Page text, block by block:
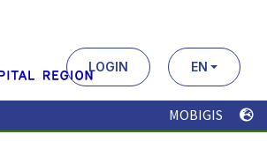
LOGIN EN
MOBIGIS